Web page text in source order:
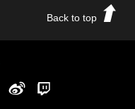
Back to top
Instgram新浪微博